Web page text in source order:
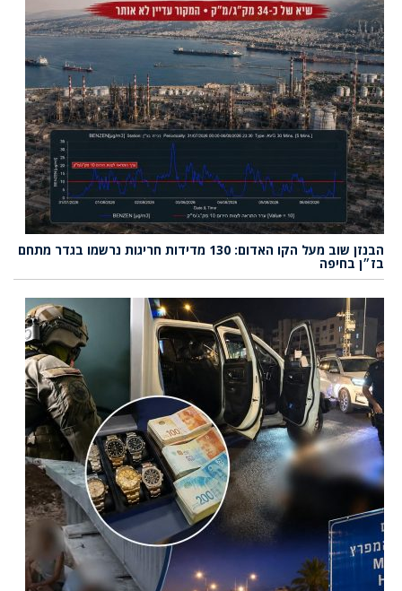
הבנזן שוב מעל הקו האדום: 130 מדידות חריגות נרשמו בגדר מתחם
בז״ן בחיפה